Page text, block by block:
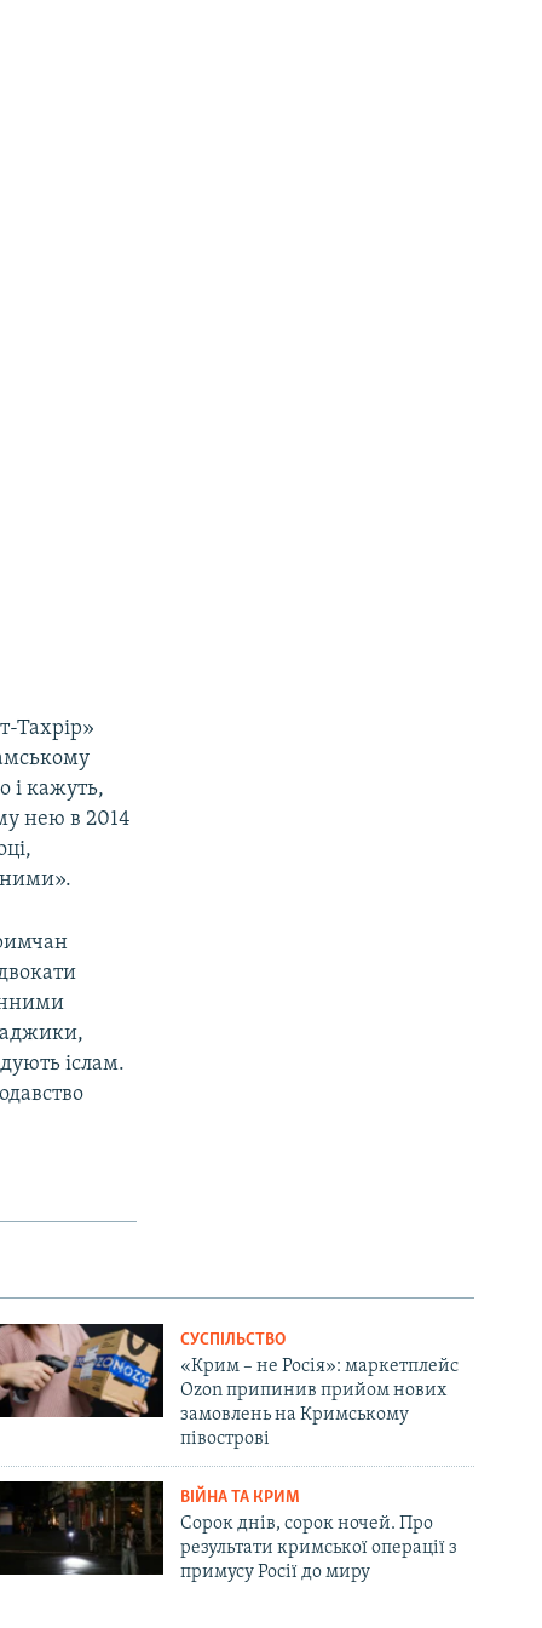
Тахрір»
і кажуть,
нею в 2014
іслам.
СУСПІЛЬСТВО
«Крим – не Росія»: маркетплейс
Ozon припинив прийом нових
замовлень на Кримському
півострові
ВІЙНА ТА КРИМ
Сорок днів, сорок ночей. Про
результати кримської операції з
примусу Росії до миру